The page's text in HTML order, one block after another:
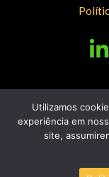
Copyright
Utilizamos
experiência em
site,